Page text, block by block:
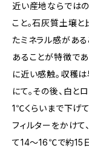
近い産地ならでは
こと。石灰質土壌
たミネラル感があ
あることが特徴で
に近い感触。収穫
にて。その後、白
1℃くらいまで下げ
フィルターをかけて
て14〜16℃で約15